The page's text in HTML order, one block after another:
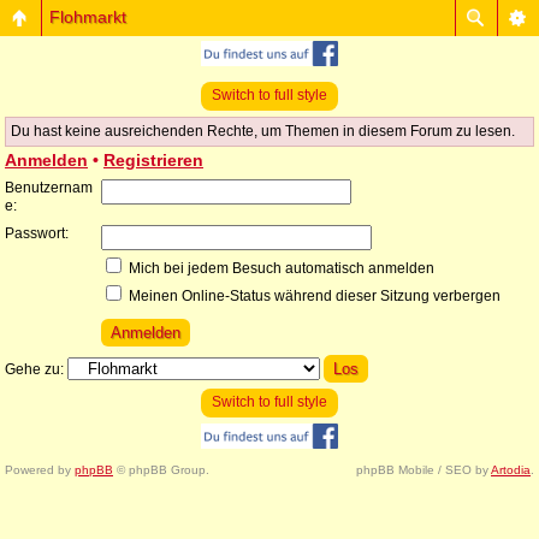
Flohmarkt
Switch to full style
Du hast keine ausreichenden Rechte, um Themen in diesem Forum zu lesen.
Anmelden • Registrieren
Benutzernam
e:
Passwort:
Mich bei jedem Besuch automatisch anmelden
Meinen Online-Status während dieser Sitzung verbergen
Gehe zu:
Switch to full style
Powered by phpBB © phpBB Group. phpBB Mobile / SEO byArtodia